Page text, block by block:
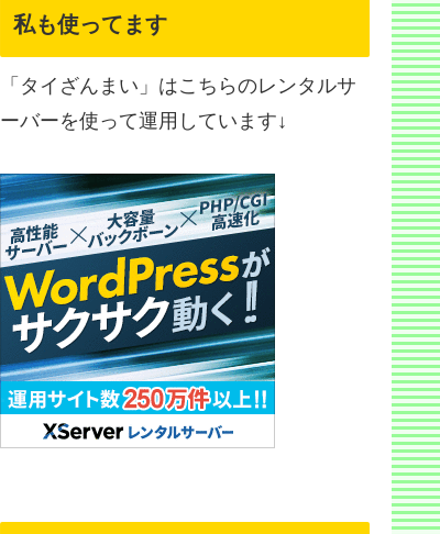
私も使ってます
「タイざんまい」はこちらのレンタルサ
ーバーを使って運用しています↓